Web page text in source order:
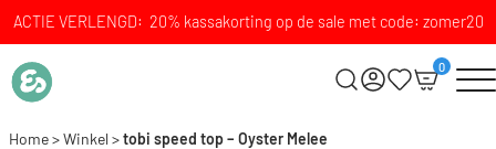
ACTIE VERLENGD: 20% kassakorting op de sale met code: zomer20
0
Home>Winkel>tobi speed top – Oyster Melee